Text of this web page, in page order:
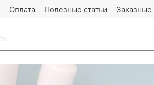
Оплата Полезные статьи